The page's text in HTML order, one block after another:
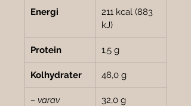
Energi
211 kcal (883
kJ)
Protein 1,5 g
Kolhydrater 48,0 g
– varav
32,0 g